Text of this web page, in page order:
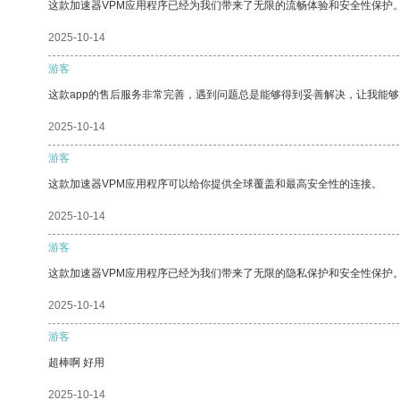
这款加速器VPM应用程序已经为我们带来了无限的流畅体验和安全性保护。
2025-10-14
游客
这款app的售后服务非常完善，遇到问题总是能够得到妥善解决，让我能够
2025-10-14
游客
这款加速器VPM应用程序可以给你提供全球覆盖和最高安全性的连接。
2025-10-14
游客
这款加速器VPM应用程序已经为我们带来了无限的隐私保护和安全性保护。
2025-10-14
游客
超棒啊 好用
2025-10-14